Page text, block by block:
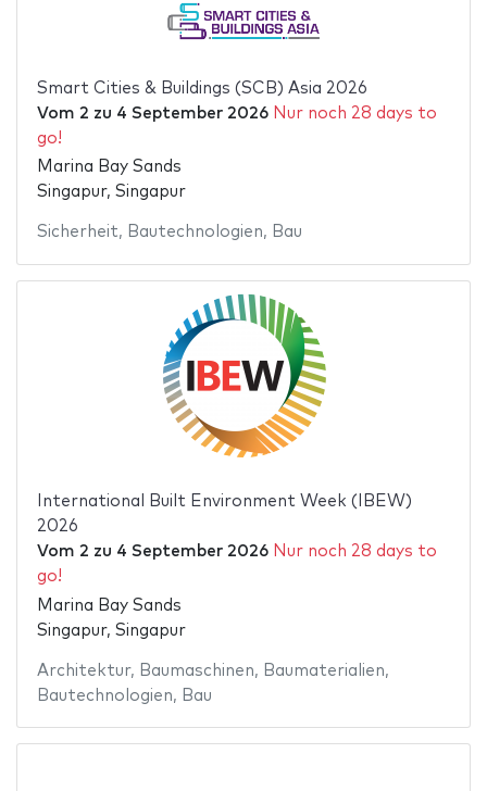
Smart Cities & Buildings (SCB) Asia 2026
Vom 2 zu 4 September 2026 Nur noch 28 days to
go!
Marina Bay Sands
Singapur, Singapur
Sicherheit, Bautechnologien, Bau
International Built Environment Week (IBEW)
2026
Vom 2 zu 4 September 2026 Nur noch 28 days to
go!
Marina Bay Sands
Singapur, Singapur
Architektur, Baumaschinen, Baumaterialien,
Bautechnologien, Bau